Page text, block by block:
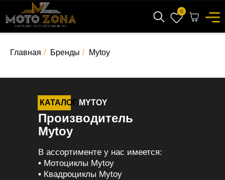
0
Главная / Бренды / Mytoy
В ассортименте у нас имеется:
• Мотоциклы Mytoy
• Квадроциклы Mytoy
Производитель
Mytoy
КАТАЛОГ MYTOY